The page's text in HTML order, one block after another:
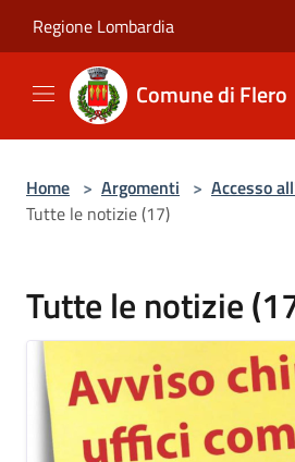
Regione Lombardia
Comune di Flero
Home > Argomenti > Accesso
Tutte le notizie (17)
Tutte le notizie